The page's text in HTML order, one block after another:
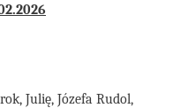
2.2026
Julię, Józefa Rudol,